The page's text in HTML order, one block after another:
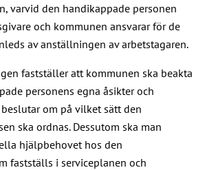
varvid den handikappade personen
och kommunen ansvarar för de
av anställningen av arbetstagaren.
fastställer att kommunen ska beakta
personens egna åsikter och
om på vilket sätt den
ska ordnas. Dessutom ska man
hjälpbehovet hos den
fastställs i serviceplanen och